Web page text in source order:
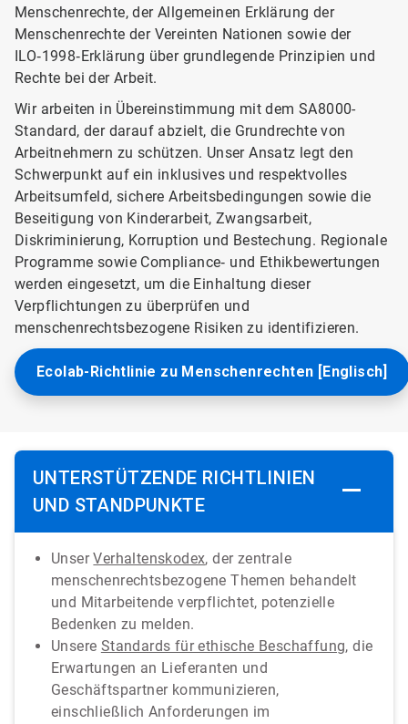
Menschenrechte, der Allgemeinen Erklärung der
Menschenrechte der Vereinten Nationen sowie der
ILO‑1998‑Erklärung über grundlegende Prinzipien und
Rechte bei der Arbeit.
Wir arbeiten in Übereinstimmung mit dem SA8000-
Standard, der darauf abzielt, die Grundrechte von
Arbeitnehmern zu schützen. Unser Ansatz legt den
Schwerpunkt auf ein inklusives und respektvolles
Arbeitsumfeld, sichere Arbeitsbedingungen sowie die
Beseitigung von Kinderarbeit, Zwangsarbeit,
Diskriminierung, Korruption und Bestechung. Regionale
Programme sowie Compliance‑ und Ethikbewertungen
werden eingesetzt, um die Einhaltung dieser
Verpflichtungen zu überprüfen und
menschenrechtsbezogene Risiken zu identifizieren.
Ecolab-Richtlinie zu Menschenrechten [Englisch]
UNTERSTÜTZENDE RICHTLINIEN
UND STANDPUNKTE​​​​​​
UnserVerhaltenskodex, der zentrale
menschenrechtsbezogene Themen behandelt
und Mitarbeitende verpflichtet, potenzielle
Bedenken zu melden.
Unsere Standards für ethische Beschaffung, die
Erwartungen an Lieferanten und
Geschäftspartner kommunizieren,
einschließlich Anforderungen im